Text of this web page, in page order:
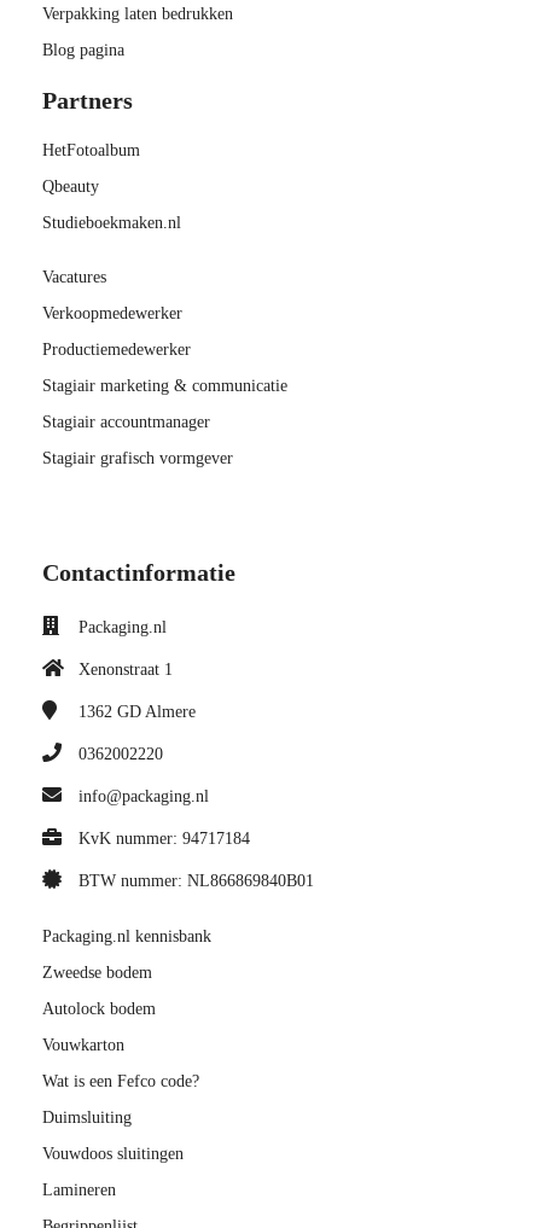
Verpakking laten bedrukken
Blog pagina
Partners
HetFotoalbum
Qbeauty
Studieboekmaken.nl
Vacatures
Verkoopmedewerker
Productiemedewerker
Stagiair marketing & communicatie
Stagiair accountmanager
Stagiair grafisch vormgever
Contactinformatie
Packaging.nl
Xenonstraat 1
1362 GD Almere
0362002220
info@packaging.nl
KvK nummer: 94717184
BTW nummer: NL866869840B01
Packaging.nl kennisbank
Zweedse bodem
Autolock bodem
Vouwkarton
Wat is een Fefco code?
Duimsluiting
Vouwdoos sluitingen
Lamineren